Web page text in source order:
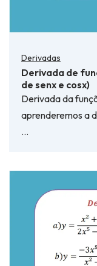
Derivadas
Derivada de
de senx e cosx)
Derivada da
aprenderemos a
…